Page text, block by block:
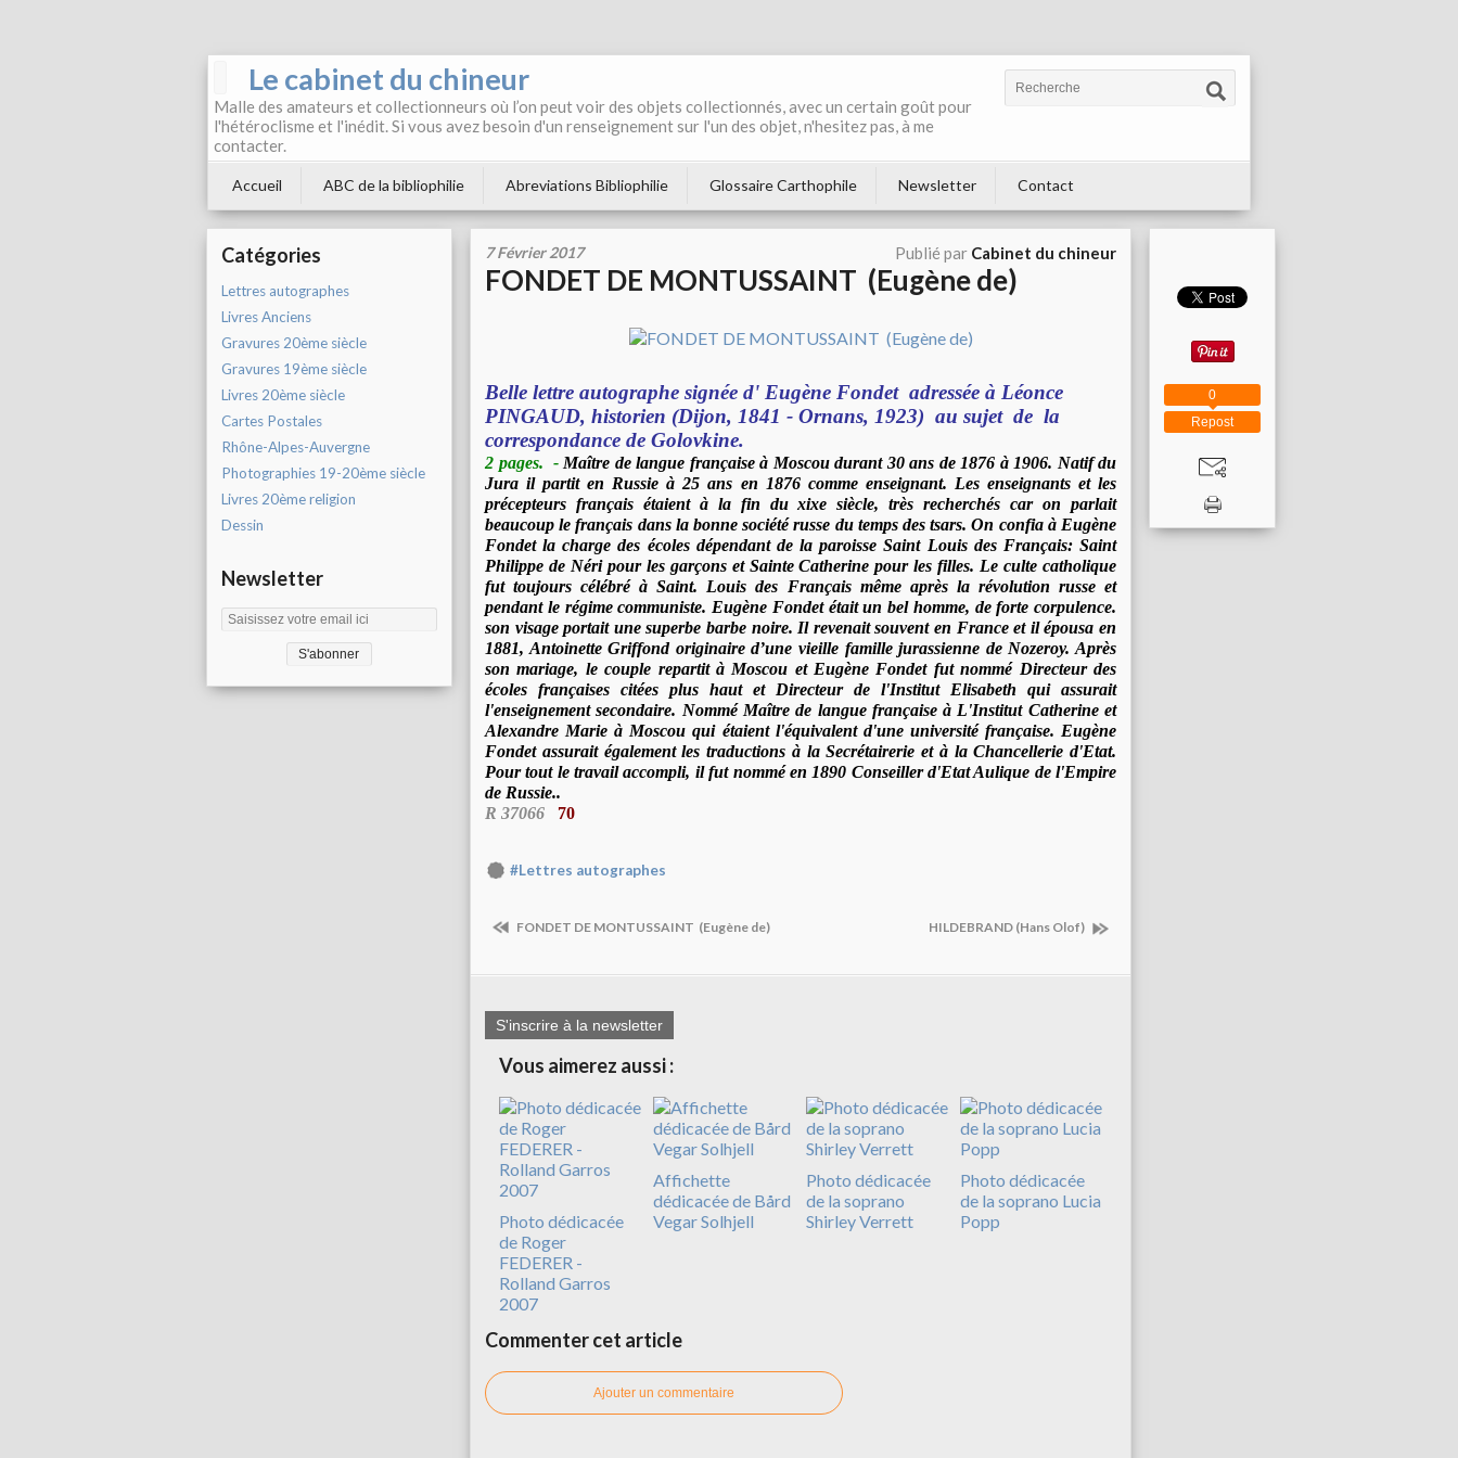
Le cabinet du chineur
Malle des amateurs et collectionneurs où l’on peut voir des objets collectionnés, avec un certain goût pour
l'hétéroclisme et l'inédit. Si vous avez besoin d'un renseignement sur l'un des objet, n'hesitez pas, à me
contacter.
Accueil ABC de la bibliophilie Abreviations Bibliophilie Glossaire Carthophile Newsletter Contact
Catégories
Lettres autographes
Livres Anciens
Gravures 20ème siècle
Gravures 19ème siècle
Livres 20ème siècle
Cartes Postales
Rhône-Alpes-Auvergne
Photographies 19-20ème siècle
Livres 20ème religion
Dessin
Newsletter
7 Février 2017 Publié par Cabinet du chineur
FONDET DE MONTUSSAINT (Eugène de)
Belle lettre autographe signée d' Eugène Fondet adressée à Léonce
PINGAUD, historien (Dijon, 1841 - Ornans, 1923) au sujet de la
correspondance de Golovkine.
2 pages. -Maître de langue française à Moscou durant 30 ans de 1876 à 1906. Natif du
Jura il partit en Russie à 25 ans en 1876 comme enseignant. Les enseignants et les
précepteurs français étaient à la fin du xixe siècle, très recherchés car on parlait
beaucoup le français dans la bonne société russe du temps des tsars. On confia à Eugène
Fondet la charge des écoles dépendant de la paroisse Saint Louis des Français: Saint
Philippe de Néri pour les garçons et Sainte Catherine pour les filles. Le culte catholique
fut toujours célébré à Saint. Louis des Français même après la révolution russe et
pendant le régime communiste. Eugène Fondet était un bel homme, de forte corpulence.
son visage portait une superbe barbe noire. Il revenait souvent en France et il épousa en
1881, Antoinette Griffond originaire d’une vieille famille jurassienne de Nozeroy. Après
son mariage, le couple repartit à Moscou et Eugène Fondet fut nommé Directeur des
écoles françaises citées plus haut et Directeur de l'Institut Elisabeth qui assurait
l'enseignement secondaire. Nommé Maître de langue française à L'Institut Catherine et
Alexandre Marie à Moscou qui étaient l'équivalent d'une université française. Eugène
Fondet assurait également les traductions à la Secrétairerie et à la Chancellerie d'Etat.
Pour tout le travail accompli, il fut nommé en 1890 Conseiller d'Etat Aulique de l'Empire
de Russie..
R 37066
70
#Lettres autographes
FONDET DE MONTUSSAINT (Eugène de) HILDEBRAND (Hans Olof)
S'inscrire à la newsletter
Vous aimerez aussi :
Photo dédicacée
de Roger
FEDERER -
Rolland Garros
2007
Affichette
dédicacée de Bård
Vegar Solhjell
Photo dédicacée
de la soprano
Shirley Verrett
Photo dédicacée
de la soprano Lucia
Popp
Commenter cet article
Ajouter un commentaire
Repost
0